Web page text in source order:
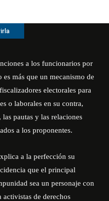
a los funcionarios por
más que un mecanismo de
electorales para
o laborales en su contra,
pautas y las relaciones
a los proponentes.
a la perfección su
que el principal
sea un personaje con
activistas de derechos